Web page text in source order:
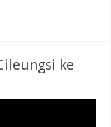
ke